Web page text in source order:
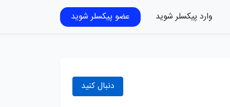
وارد پیکسلر شوید عضو پیکسلر شوید
دنبال کنید